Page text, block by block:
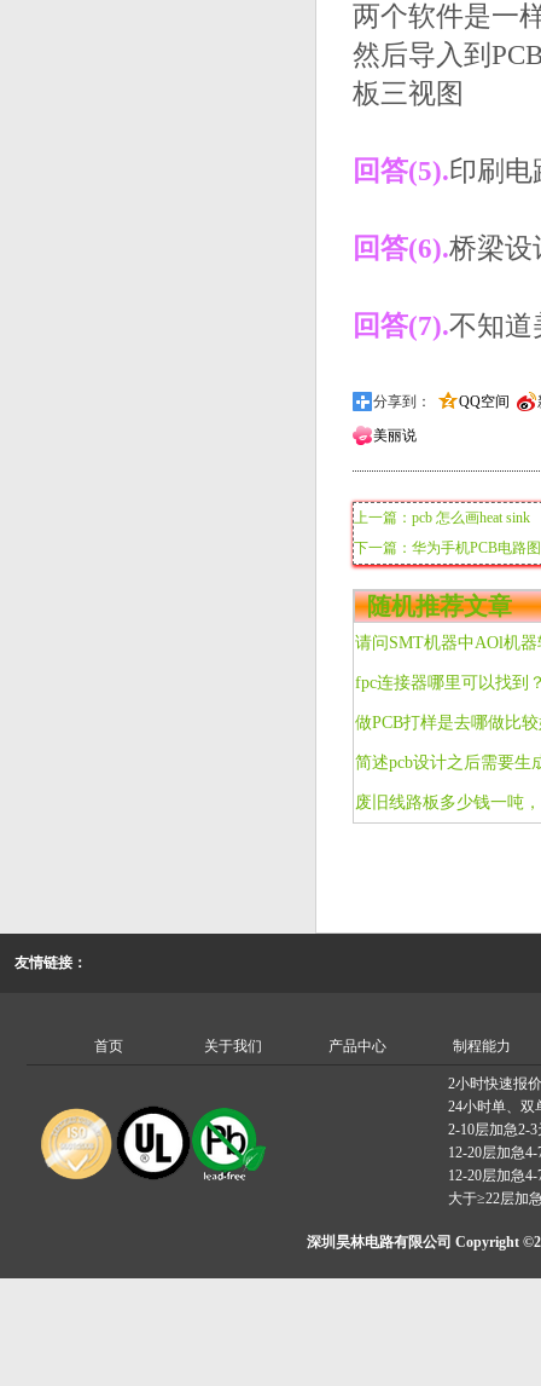
两个软件是一
然后导入到
板三视图
回答(5).印刷电
回答(6).桥梁设
回答(7).不知道
分享到： QQ空间
美丽说
上一篇：pcb 怎么画heat sink
下一篇：华为手机PCB电路
随机推荐文章
请问SMT机器中AOl机
fpc连接器哪里可以找到
简述pcb设计之后需要生
友情链接：
首页 关于我们 产品中心 制程能力
2小时快速报价
24小时单、双
2-10层加急2-3
12-20层加急4-
12-20层加急4-
大于≥22层加
深圳昊林电路有限公司 Copyright